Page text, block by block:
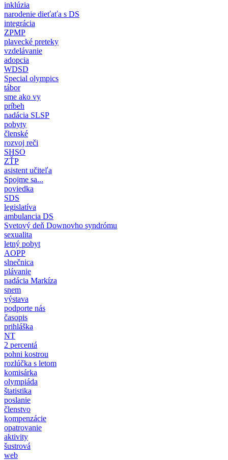
inklúzia
narodenie dieťaťa s DS
integrácia
ZPMP
plavecké preteky
vzdelávanie
adopcia
WDSD
Special olympics
tábor
sme ako vy
príbeh
nadácia SLSP
pobyty
členské
rozvoj reči
SHSO
ZŤP
asistent učiteľa
Spojme sa...
poviedka
SDS
legislatíva
ambulancia DS
Svetový deň Downovho syndrómu
sexualita
letný pobyt
AOPP
slnečnica
plávanie
nadácia Markíza
snem
výstava
podporte nás
časopis
prihláška
NT
2 percentá
pohni kostrou
rozlúčka s letom
komisárka
olympiáda
štatistika
poslanie
členstvo
kompenzácie
opatrovanie
aktivity
šustrová
web